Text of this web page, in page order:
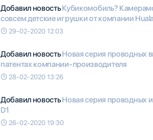
Добавил новостьКубикомобиль?
совсем детские игрушки от компании
29-02-2020 12:03
Добавил новостьНовая серия проводных
патентах компании-производителя
28-02-2020 13:26
Добавил новостьНовая серия проводных
D1
26-02-2020 19:30